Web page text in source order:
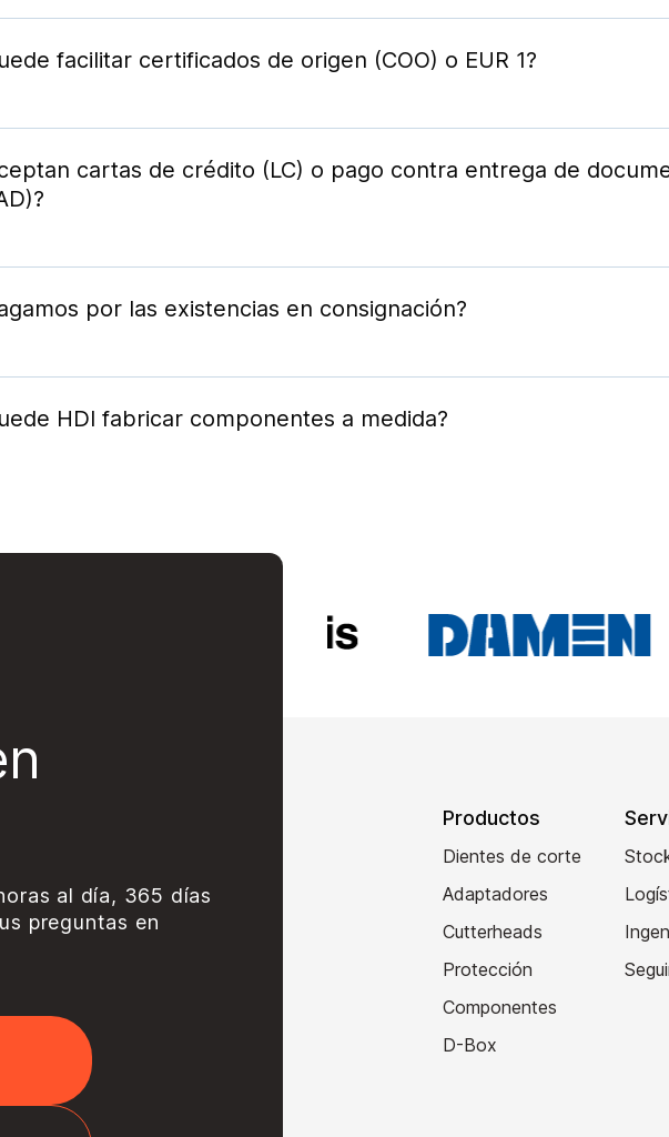
con socios logísticos líderes.
facilitar certificados de origen (COO) o EUR 1?
cartas de crédito (LC) o pago contra entrega de
por las existencias en consignación?
HDI fabricar componentes a medida?
al día, 365 días
preguntas en
Productos
Dientes de corte
Adaptadores
Cutterheads
Protección
Componentes
D-Box